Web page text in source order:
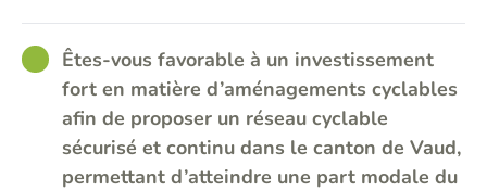
GOODÊtes-vous favorable à un investissement
fort en matière d’aménagements cyclables
afin de proposer un réseau cyclable
sécurisé et continu dans le canton de Vaud,
permettant d’atteindre une part modale du